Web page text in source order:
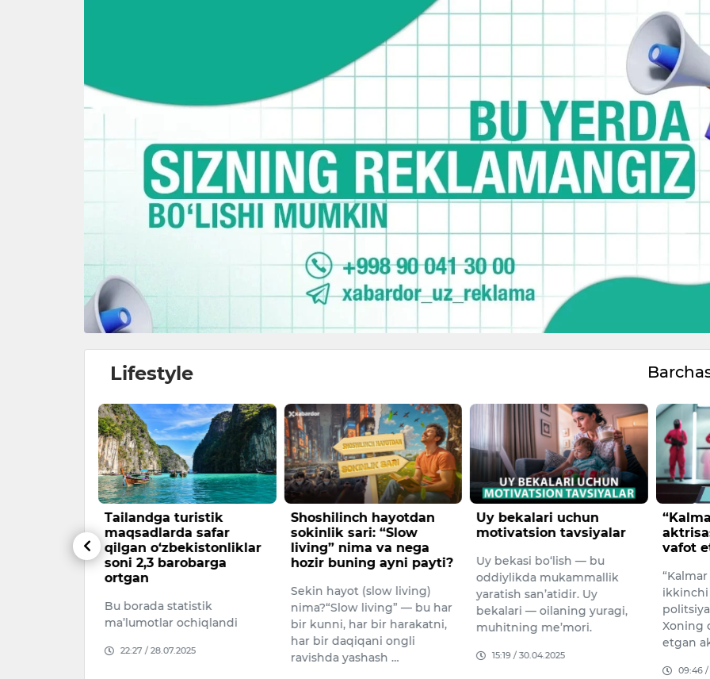
Lifestyle
Tailandga turistik
maqsadlarda safar
qilgan o‘zbekistonliklar
soni 2,3 barobarga
ortgan
Bu borada statistik
ma’lumotlar ochiqlandi
22:27 / 28.07.2025
Shoshilinch hayotdan
sokinlik sari: “Slow
living” nima va nega
hozir buning ayni payti?
Sekin hayot (slow living)
nima?“Slow living” — bu har
bir kunni, har bir harakatni,
har bir daqiqani ongli
ravishda yashash …
Uy bekalari uchun
motivatsion tavsiyalar
Uy bekasi bo‘lish — bu
oddiylikda mukammallik
yaratish san’atidir. Uy
bekalari — oilaning yuragi,
muhitning me’mori.
15:19 / 30.04.2025
vafot
“Kalmar
ikkinchi
Xoning
etgan
09:46 /